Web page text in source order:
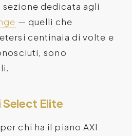
sezione dedicata agli
— quelli che
centinaia di volte e
sono
Elite
chi ha il piano AXI